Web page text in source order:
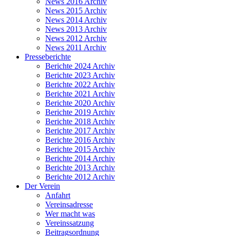
News 2015 Archiv
News 2014 Archiv
News 2013 Archiv
News 2012 Archiv
News 2011 Archiv
Presseberichte
Berichte 2024 Archiv
Berichte 2023 Archiv
Berichte 2022 Archiv
Berichte 2021 Archiv
Berichte 2020 Archiv
Berichte 2019 Archiv
Berichte 2018 Archiv
Berichte 2017 Archiv
Berichte 2016 Archiv
Berichte 2015 Archiv
Berichte 2014 Archiv
Berichte 2013 Archiv
Berichte 2012 Archiv
Der Verein
Anfahrt
Vereinsadresse
Wer macht was
Vereinssatzung
Beitragsordnung